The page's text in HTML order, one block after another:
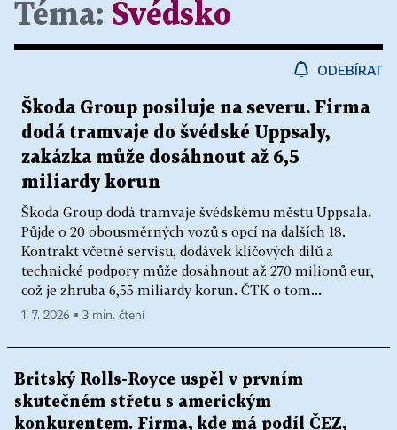
Téma: Švédsko
ODEBÍRAT
Škoda Group posiluje na severu. Firma
dodá tramvaje do švédské Uppsaly,
zakázka může dosáhnout až 6,5
miliardy korun
Škoda Group dodá tramvaje švédskému městu Uppsala.
Půjde o 20 obousměrných vozů s opcí na dalších 18.
Kontrakt včetně servisu, dodávek klíčových dílů a
technické podpory může dosáhnout až 270 milionů eur,
což je zhruba 6,55 miliardy korun. ČTK o tom...
1. 7. 2026 ▪ 3 min. čtení
Britský Rolls-Royce uspěl v prvním
skutečném střetu s americkým
konkurentem. Firma, kde má podíl ČEZ,